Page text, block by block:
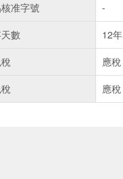
准字號
-
數
12年
應稅
應稅